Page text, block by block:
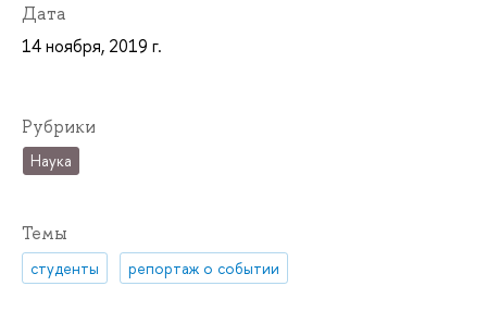
Дата
14 ноября, 2019 г.
Рубрики
Наука
Темы
студенты репортаж о событии